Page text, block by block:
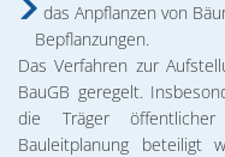
das Anpflanzen von
Bepflanzungen.
Das Verfahren zur
BauGB geregelt.
die Träger
Bauleitplanung beteiligt